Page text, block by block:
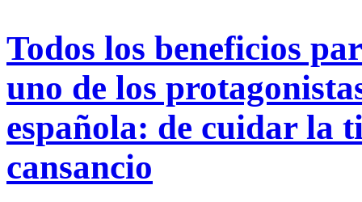
Todos los beneficios
uno de los
española: de cuidar la
cansancio